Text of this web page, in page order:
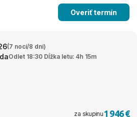
Overiť termín
(7 nocí/8 dní)
Odlet 18:30 Dĺžka letu: 4h 15m
za skupinu1 946 €